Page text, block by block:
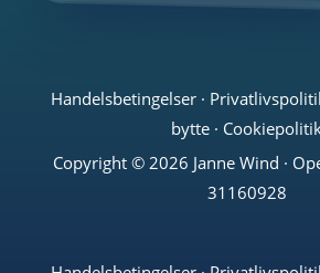
Handelsbetingelser ·
bytte ·
Copyright © 2026 Janne Wind ·
31160928